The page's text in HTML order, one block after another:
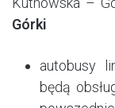
Górki
autobusy
będą